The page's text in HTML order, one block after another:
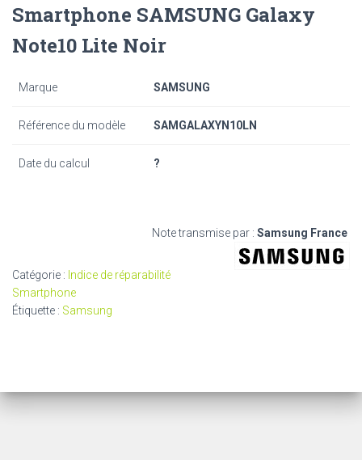
Smartphone SAMSUNG Galaxy
Note10 Lite Noir
Marque SAMSUNG
Référence du modèle SAMGALAXYN10LN
Date du calcul ?
Note transmise par : Samsung France
Catégorie : Indice de réparabilité
Smartphone
Étiquette : Samsung